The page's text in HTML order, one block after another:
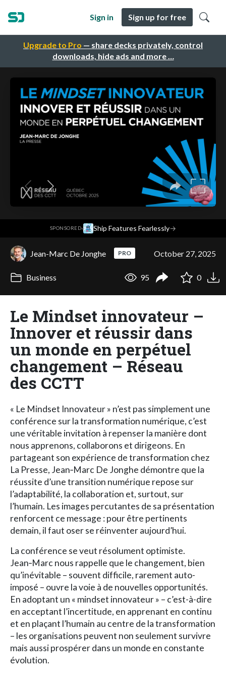
Upgrade to Pro — share decks privately, control
downloads, hide ads and more …
Sign in Sign up for free
SPONSORED· Ship Features Fearlessly→
Jean-Marc De Jonghe PRO October 27, 2025
Business 95 0
Le Mindset innovateur –
Innover et réussir dans
un monde en perpétuel
changement – Réseau
des CCTT
« Le Mindset Innovateur » n’est pas simplement une
conférence sur la transformation numérique, c’est
une véritable invitation à repenser la manière dont
nous apprenons, collaborons et dirigeons. En
partageant son expérience de transformation chez
La Presse, Jean‑Marc De Jonghe démontre que la
réussite d’une transition numérique repose sur
l’adaptabilité, la collaboration et, surtout, sur
l’humain. Les images percutantes de sa présentation
renforcent ce message : pour être pertinents
demain, il faut oser se réinventer aujourd’hui.
La conférence se veut résolument optimiste.
Jean‑Marc nous rappelle que le changement, bien
qu’inévitable – souvent difficile, rarement auto-
imposé – ouvre la voie à de nouvelles opportunités.
En adoptant un « mindset innovateur » – c’est-à-dire
en acceptant l’incertitude, en apprenant en continu
et en plaçant l’humain au centre de la transformation
– les organisations peuvent non seulement survivre
mais aussi prospérer dans un monde en constante
évolution.